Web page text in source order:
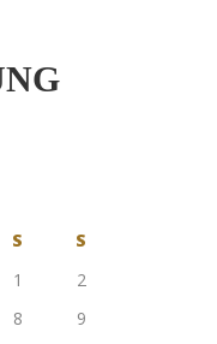
S
S
1
2
8
9